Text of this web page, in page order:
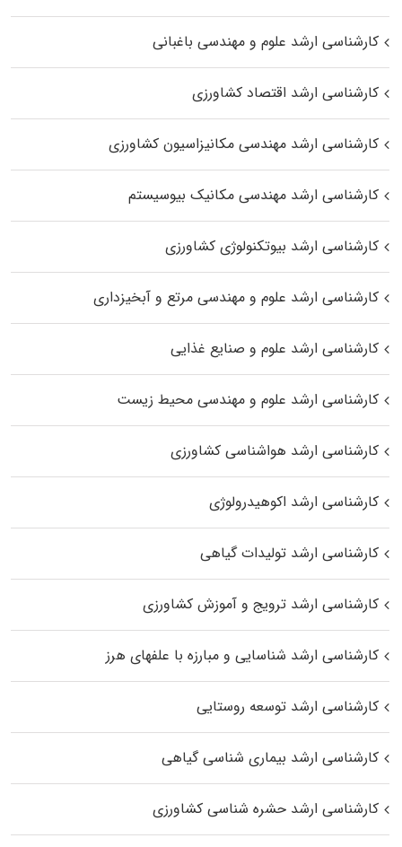
کارشناسی ارشد علوم و مهندسی باغبانی
کارشناسی ارشد اقتصاد کشاورزی
کارشناسی ارشد مهندسی مکانیزاسیون کشاورزی
کارشناسی ارشد مهندسی مکانیک بیوسیستم
کارشناسی ارشد بیوتکنولوژی کشاورزی
کارشناسی ارشد علوم و مهندسی مرتع و آبخیزداری
کارشناسی ارشد علوم و صنایع غذایی
کارشناسی ارشد علوم و مهندسی محیط زیست
کارشناسی ارشد هواشناسی کشاورزی
کارشناسی ارشد اکوهیدرولوژی
کارشناسی ارشد تولیدات گیاهی
کارشناسی ارشد ترویج و آموزش کشاورزی
کارشناسی ارشد شناسایی و مبارزه با علفهای هرز
کارشناسی ارشد توسعه روستایی
کارشناسی ارشد بیماری‌ شناسی گیاهی
کارشناسی ارشد حشره‌ شناسی کشاورزی